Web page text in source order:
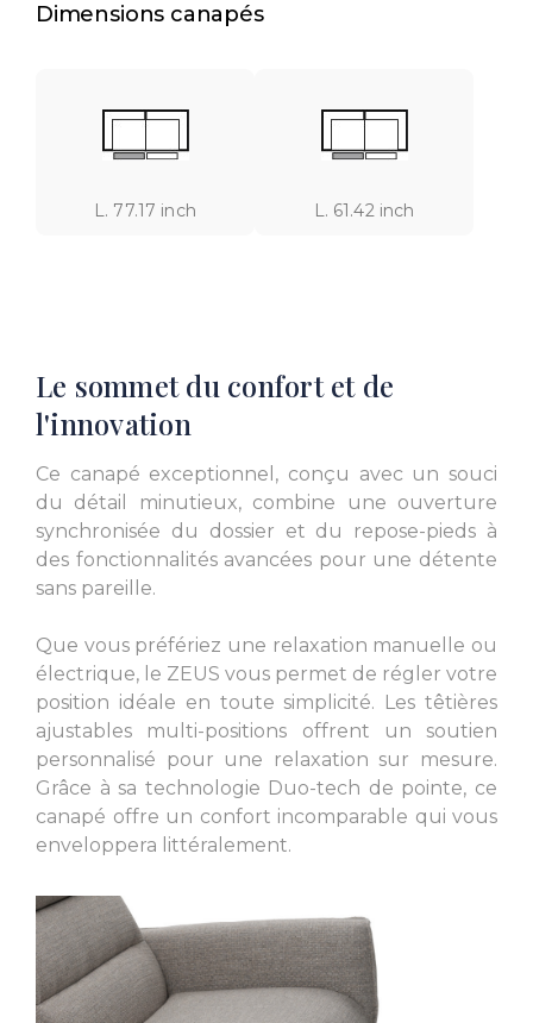
Dimensions canapés
L. 77.17 inch L. 61.42 inch
Le sommet du confort et de
l'innovation
Ce canapé exceptionnel, conçu avec un souci
du détail minutieux, combine une ouverture
synchronisée du dossier et du repose-pieds à
des fonctionnalités avancées pour une détente
sans pareille.
Que vous préfériez une relaxation manuelle ou
électrique, le ZEUS vous permet de régler votre
position idéale en toute simplicité. Les têtières
ajustables multi-positions offrent un soutien
personnalisé pour une relaxation sur mesure.
Grâce à sa technologie Duo-tech de pointe, ce
canapé offre un confort incomparable qui vous
enveloppera littéralement.